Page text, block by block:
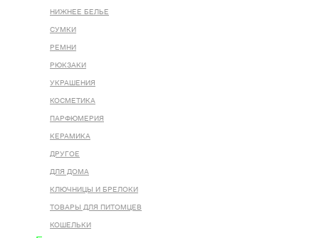
НИЖНЕЕ БЕЛЬЕ
СУМКИ
РЕМНИ
РЮКЗАКИ
УКРАШЕНИЯ
КОСМЕТИКА
ПАРФЮМЕРИЯ
КЕРАМИКА
ДРУГОЕ
ДЛЯ ДОМА
КЛЮЧНИЦЫ И БРЕЛОКИ
ТОВАРЫ ДЛЯ ПИТОМЦЕВ
КОШЕЛЬКИ